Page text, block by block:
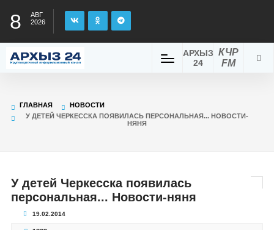
8
АВГ
2026
КЧР
FM
АРХЫЗ
24
ГЛАВНАЯ
НОВОСТИ
У ДЕТЕЙ ЧЕРКЕССКА ПОЯВИЛАСЬ ПЕРСОНАЛЬНАЯ... НОВОСТИ-
НЯНЯ
У детей Черкесска появилась
персональная... Новости-няня
19.02.2014